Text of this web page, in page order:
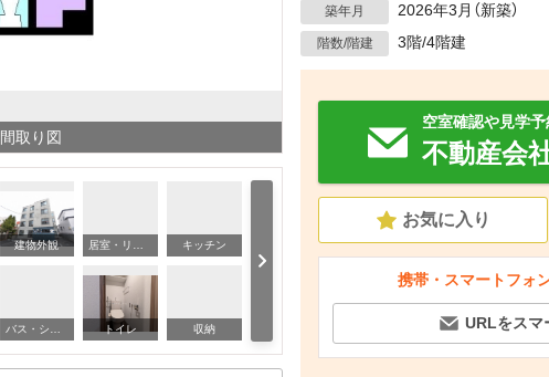
間取り図
建物外観 居室・リビング キッチン
トイレ 収納 その他部屋・スペース
洗
玄
築年月 2026年3月（新築）
階数/階建 3階/4階建
空室確認や見学
不動産会
お気に入り
携帯・スマートフォ
URLをスマ